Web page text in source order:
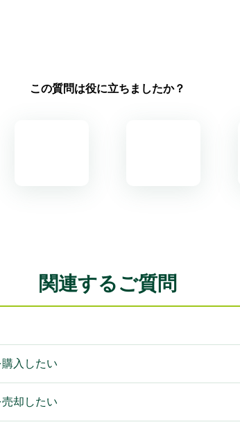
この質問は役に立ちましたか？
関連するご質問
入したい
却したい